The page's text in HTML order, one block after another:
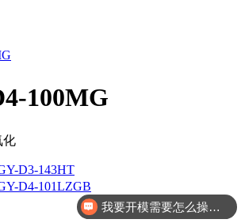
100MG
化
D3-143HT
D4-101LZGB
我要开模需要怎么操作？